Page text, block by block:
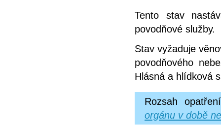
Tento stav
povodňové služby.
Stav vyžaduje
povodňového
Hlásná a hlídková
Rozsah
orgánu v době